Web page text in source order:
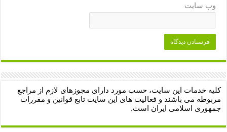
وب‌ سایت
کلیه خدمات این سایت، حسب مورد دارای مجوزهای لازم از مراجع
مربوطه می باشند و فعالیت های این سایت تابع قوانین و مقررات
جمهوری اسلامی ایران است.